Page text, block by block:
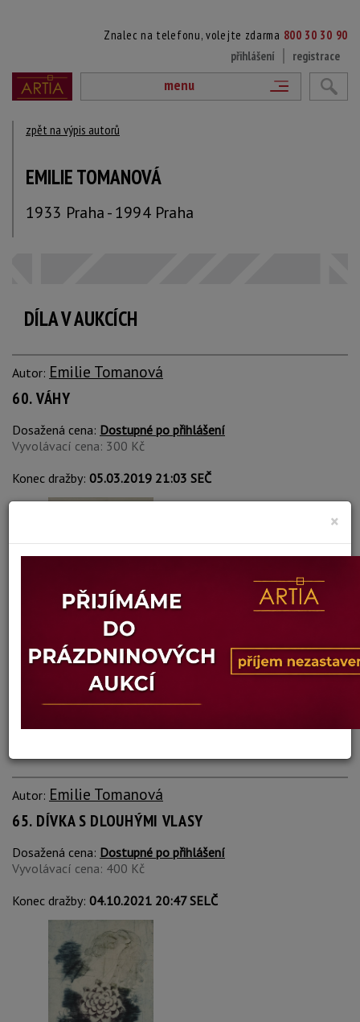
Znalec na telefonu, volejte zdarma 800 30 30 90
přihlášení
registrace
menu
zpět na výpis autorů
EMILIE TOMANOVÁ
1933 Praha - 1994 Praha
DÍLA V AUKCÍCH
Autor: Emilie Tomanová
60. VÁHY
Dosažená cena: Dostupné po přihlášení
Vyvolávací cena: 300 Kč
Konec dražby: 05.03.2019 21:03 SEČ
vydraženo
VÍCE INFORMACÍ
Autor: Emilie Tomanová
65. DÍVKA S DLOUHÝMI VLASY
Dosažená cena: Dostupné po přihlášení
Vyvolávací cena: 400 Kč
Konec dražby: 04.10.2021 20:47 SELČ
×